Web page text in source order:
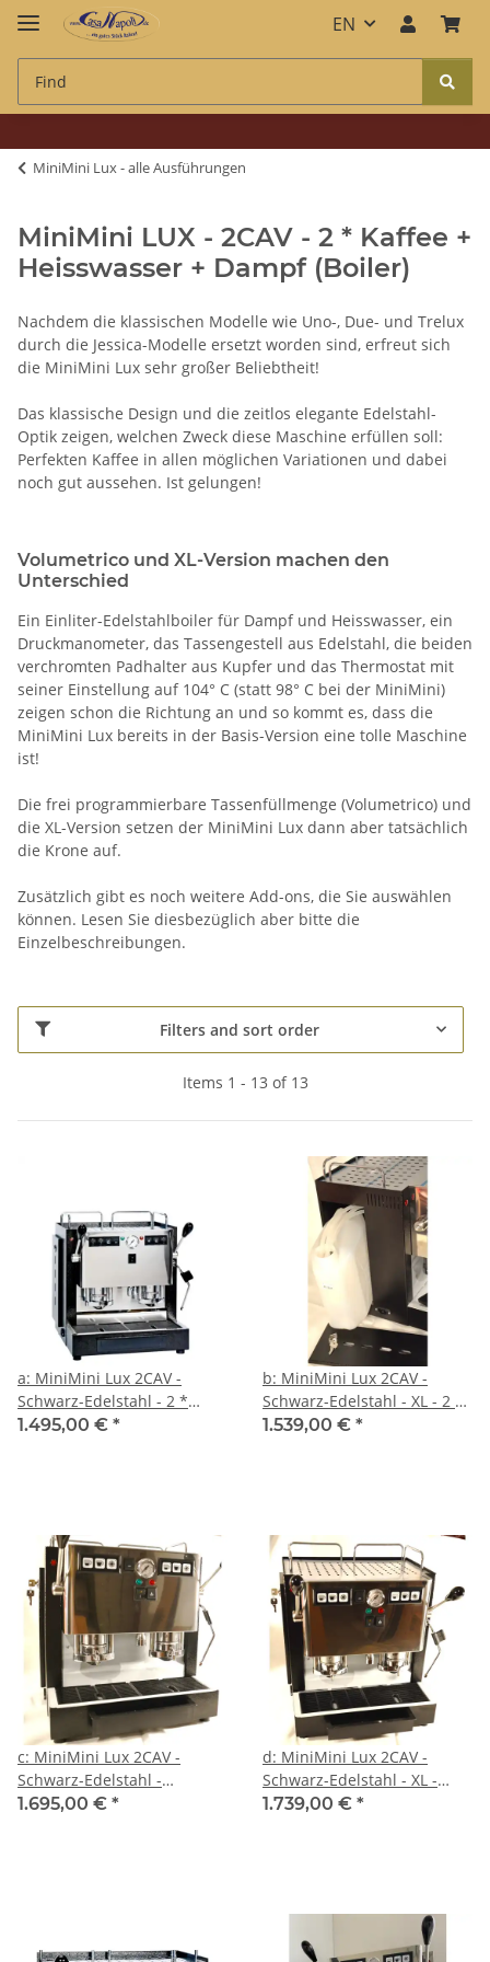
EN
MiniMini Lux - alle Ausführungen
MiniMini LUX - 2CAV - 2 * Kaffee +
Heisswasser + Dampf (Boiler)
Nachdem die klassischen Modelle wie Uno-, Due- und Trelux
durch die Jessica-Modelle ersetzt worden sind, erfreut sich
die MiniMini Lux sehr großer Beliebtheit!
Das klassische Design und die zeitlos elegante Edelstahl-
Optik zeigen, welchen Zweck diese Maschine erfüllen soll:
Perfekten Kaffee in allen möglichen Variationen und dabei
noch gut aussehen. Ist gelungen!
Volumetrico und XL-Version machen den
Unterschied
Ein Einliter-Edelstahlboiler für Dampf und Heisswasser, ein
Druckmanometer, das Tassengestell aus Edelstahl, die beiden
verchromten Padhalter aus Kupfer und das Thermostat mit
seiner Einstellung auf 104° C (statt 98° C bei der MiniMini)
zeigen schon die Richtung an und so kommt es, dass die
MiniMini Lux bereits in der Basis-Version eine tolle Maschine
ist!
Die frei programmierbare Tassenfüllmenge (Volumetrico) und
die XL-Version setzen der MiniMini Lux dann aber tatsächlich
die Krone auf.
Zusätzlich gibt es noch weitere Add-ons, die Sie auswählen
können. Lesen Sie diesbezüglich aber bitte die
Einzelbeschreibungen.
Filters and sort order
Items 1 - 13 of 13
a: MiniMini Lux 2CAV -
Schwarz-Edelstahl - 2 *
Kaffee, Heisswasser und
1.495,00 € *
b: MiniMini Lux 2CAV -
Schwarz-Edelstahl - XL - 2 *
Kaffee, Heisswasser und
1.539,00 € *
c: MiniMini Lux 2CAV -
Schwarz-Edelstahl -
Volumetrico - 2 * Kaffee,
1.695,00 € *
d: MiniMini Lux 2CAV -
Schwarz-Edelstahl - XL -
Volumetrico - 2 * Kaffee,
1.739,00 € *